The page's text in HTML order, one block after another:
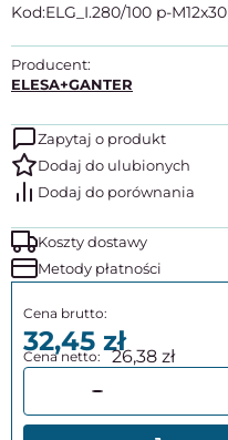
ELG_I.280/100 p-M12x30
Producent:
ELESA+GANTER
Zapytaj o produkt
Koszty dostawy
Metody płatności
32,45 26,38